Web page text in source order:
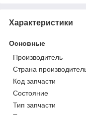
Характеристики
Основные
Производитель
Страна
Код запчасти
Состояние
Тип запчасти